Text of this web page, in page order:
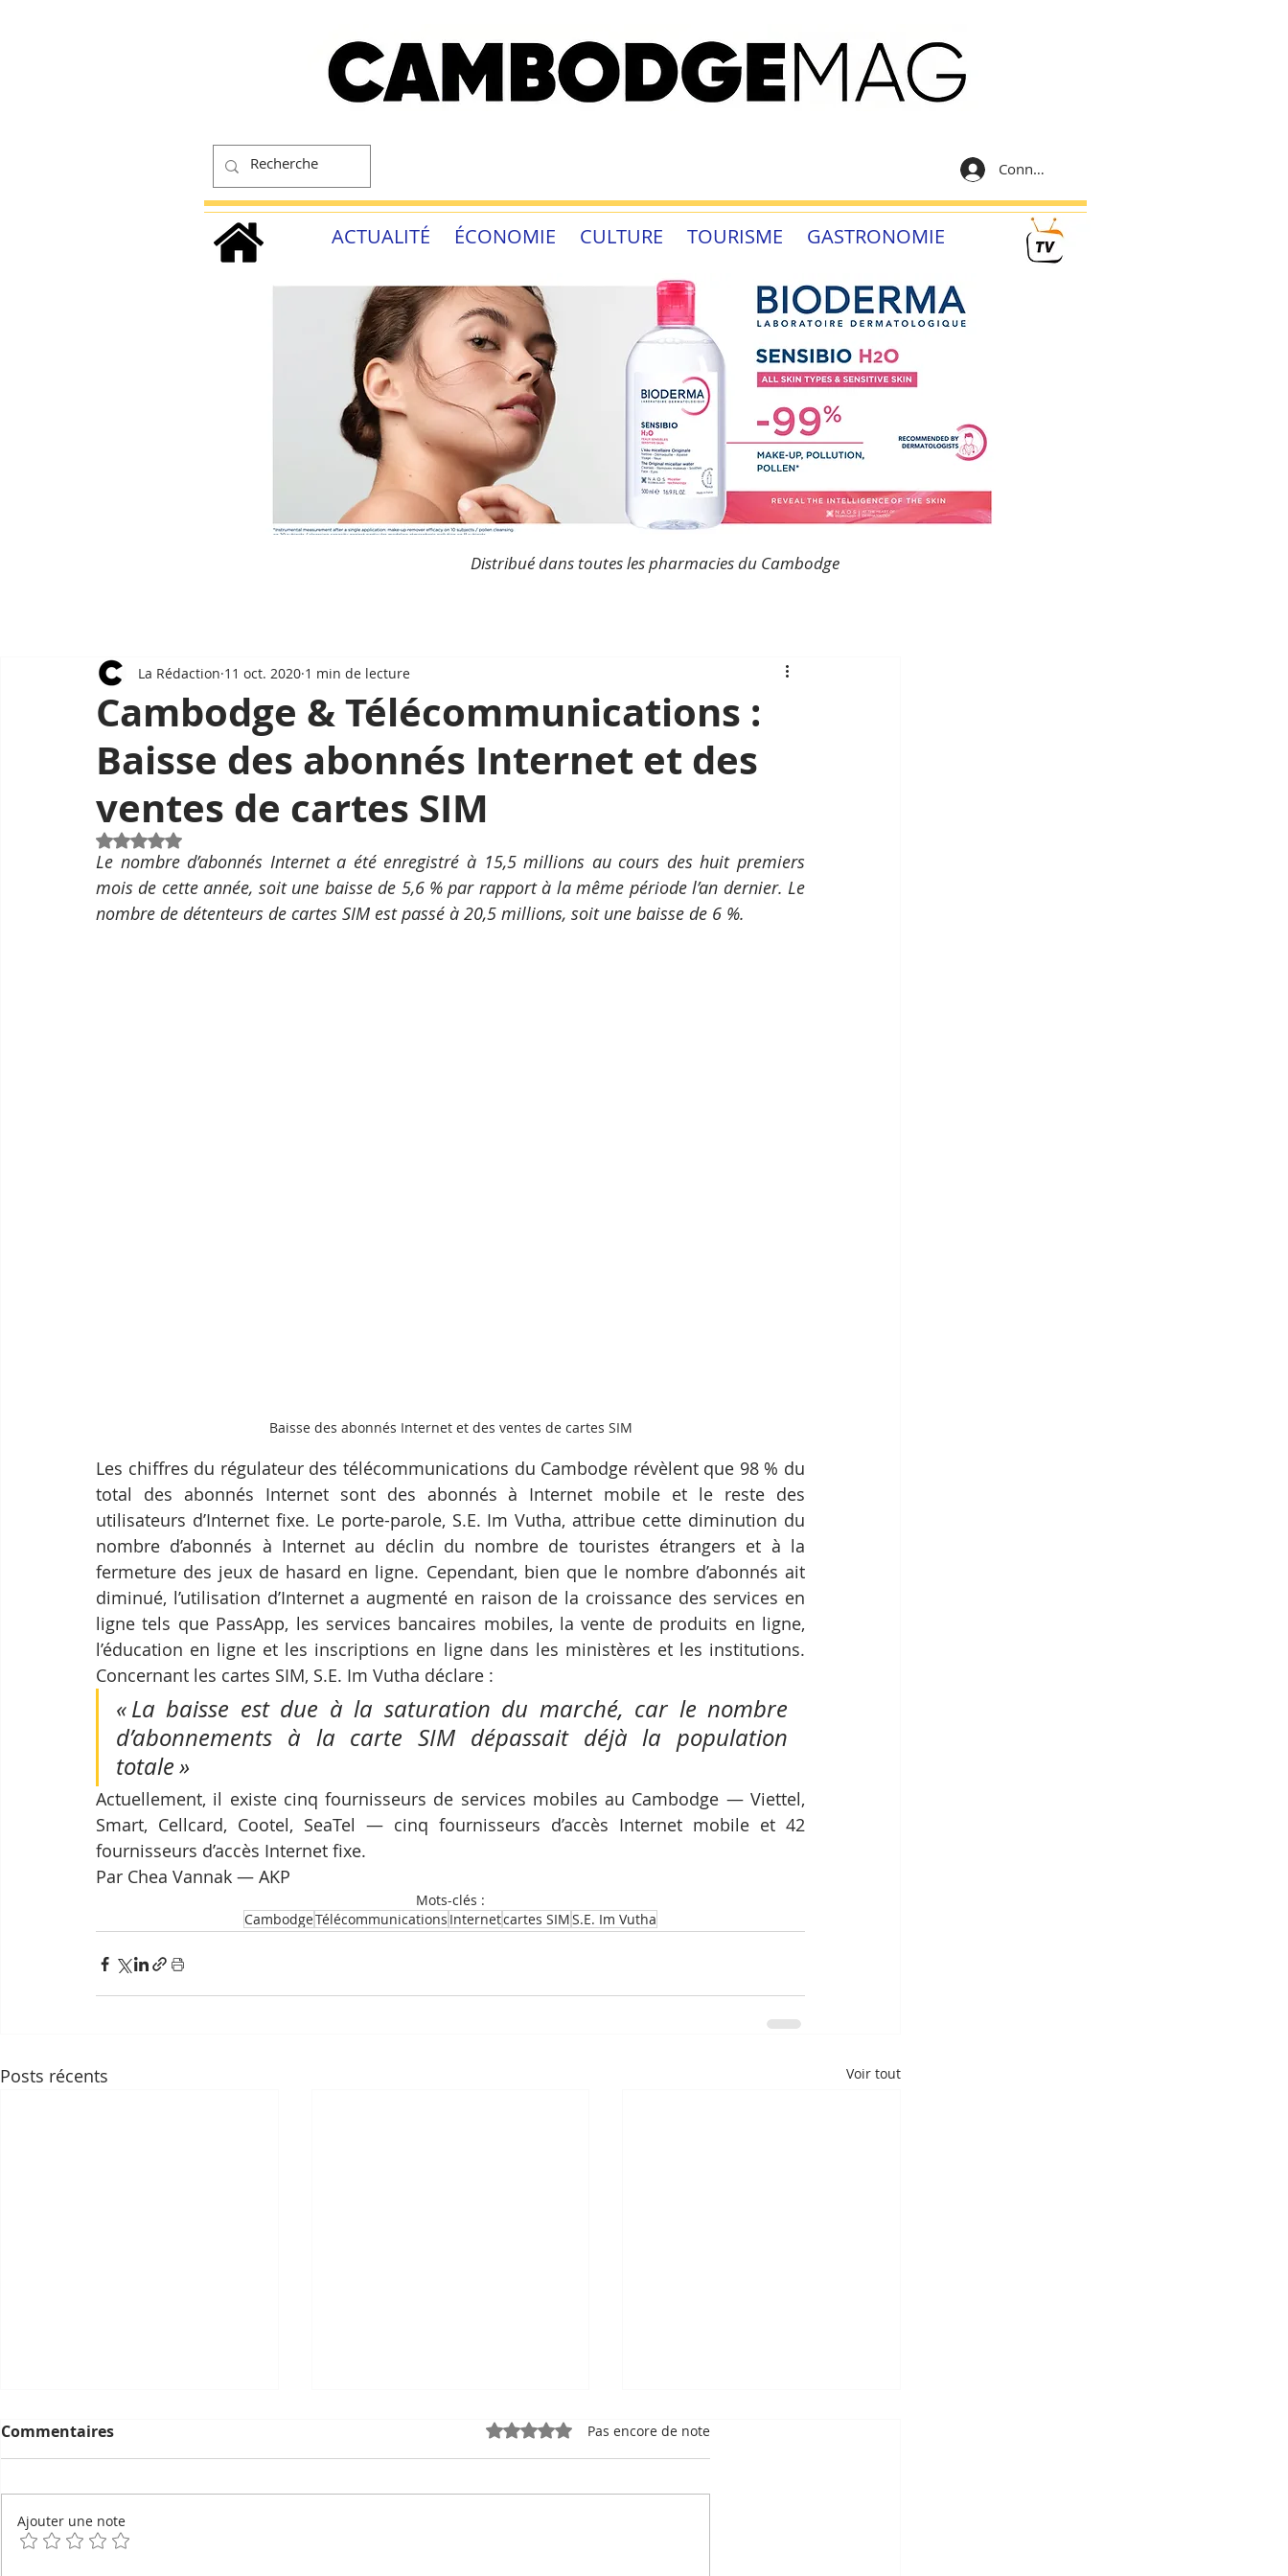
Connexion
ACTUALITÉ ÉCONOMIE CULTURE TOURISME GASTRONOMIE
Distribué dans toutes les pharmacies du Cambodge
Cambodge & Télécommunications :
Baisse des abonnés Internet et des
ventes de cartes SIM
La Rédaction 11 oct. 2020 1 min de lecture
Noté NaN étoiles sur 5.
Le nombre d’abonnés Internet a été enregistré à 15,5 millions au cours des huit premiers
mois de cette année, soit une baisse de 5,6 % par rapport à la même période l’an dernier. Le
nombre de détenteurs de cartes SIM est passé à 20,5 millions, soit une baisse de 6 %.
Baisse des abonnés Internet et des ventes de cartes SIM
Les chiffres du régulateur des télécommunications du Cambodge révèlent que 98 % du
total des abonnés Internet sont des abonnés à Internet mobile et le reste des
utilisateurs d’Internet fixe. Le porte-parole, S.E. Im Vutha, attribue cette diminution du
nombre d’abonnés à Internet au déclin du nombre de touristes étrangers et à la
fermeture des jeux de hasard en ligne. Cependant, bien que le nombre d’abonnés ait
diminué, l’utilisation d’Internet a augmenté en raison de la croissance des services en
ligne tels que PassApp, les services bancaires mobiles, la vente de produits en ligne,
l’éducation en ligne et les inscriptions en ligne dans les ministères et les institutions.
Concernant les cartes SIM, S.E. Im Vutha déclare :
« La baisse est due à la saturation du marché, car le nombre
d’abonnements à la carte SIM dépassait déjà la population
totale »
Actuellement, il existe cinq fournisseurs de services mobiles au Cambodge — Viettel,
Smart, Cellcard, Cootel, SeaTel — cinq fournisseurs d’accès Internet mobile et 42
fournisseurs d’accès Internet fixe.
Par Chea Vannak — AKP
Mots-clés :
CambodgeTélécommunications Internetcartes SIMS.E. Im Vutha
Posts récents Voir tout
Commentaires Noté 0 étoile sur 5.Pas encore de note
Ajouter une note